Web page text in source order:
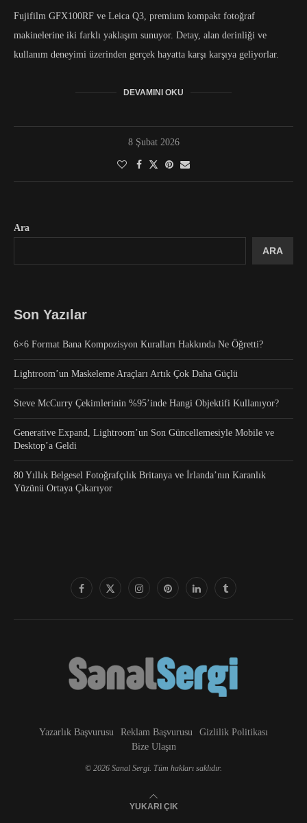
Fujifilm GFX100RF ve Leica Q3, premium kompakt fotoğraf
makinelerine iki farklı yaklaşım sunuyor. Detay, alan derinliği ve
kullanım deneyimi üzerinden gerçek hayatta karşı karşıya geliyorlar.
DEVAMINI OKU
8 Şubat 2026
Ara
ARA
Son Yazılar
6×6 Format Bana Kompozisyon Kuralları Hakkında Ne Öğretti?
Lightroom’un Maskeleme Araçları Artık Çok Daha Güçlü
Steve McCurry Çekimlerinin %95’inde Hangi Objektifi Kullanıyor?
Generative Expand, Lightroom’un Son Güncellemesiyle Mobile ve
Desktop’a Geldi
80 Yıllık Belgesel Fotoğrafçılık Britanya ve İrlanda’nın Karanlık
Yüzünü Ortaya Çıkarıyor
Yazarlık Başvurusu Reklam Başvurusu
Gizlilik Politikası
Bize Ulaşın
© 2026 Sanal Sergi. Tüm hakları saklıdır.
YUKARI ÇIK